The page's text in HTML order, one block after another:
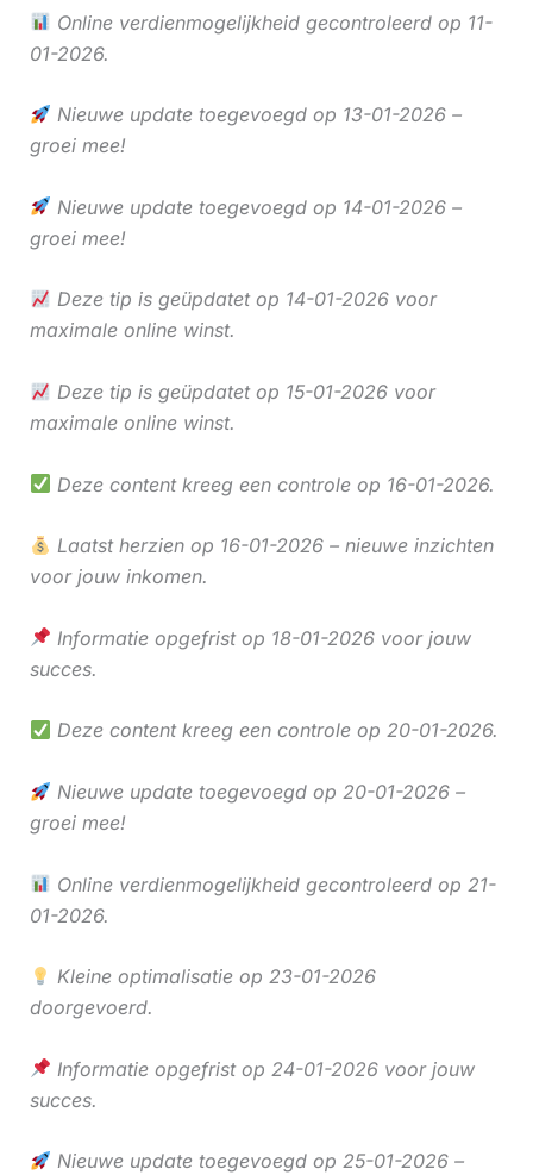
Online verdienmogelijkheid gecontroleerd op 11-
01-2026.
Nieuwe update toegevoegd op 13-01-2026 –
groei mee!
Nieuwe update toegevoegd op 14-01-2026 –
groei mee!
Deze tip is geüpdatet op 14-01-2026 voor
maximale online winst.
Deze tip is geüpdatet op 15-01-2026 voor
maximale online winst.
Deze content kreeg een controle op 16-01-2026.
Laatst herzien op 16-01-2026 – nieuwe inzichten
voor jouw inkomen.
Informatie opgefrist op 18-01-2026 voor jouw
succes.
Deze content kreeg een controle op 20-01-2026.
Nieuwe update toegevoegd op 20-01-2026 –
groei mee!
Online verdienmogelijkheid gecontroleerd op 21-
01-2026.
Kleine optimalisatie op 23-01-2026
doorgevoerd.
Informatie opgefrist op 24-01-2026 voor jouw
succes.
Nieuwe update toegevoegd op 25-01-2026 –